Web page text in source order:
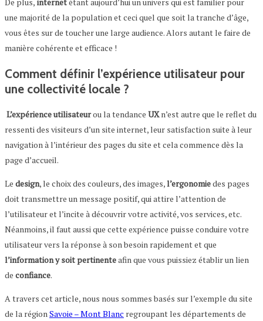
une majorité de la population et ceci quel que soit la tranche d’âge,
vous êtes sur de toucher une large audience. Alors autant le faire de
manière cohérente et efficace !
Comment définir l’expérience utilisateur pour
une collectivité locale ?
L’expérienceutilisateurou la tendance UXn’est autre que le reflet du
ressenti des visiteurs d’un site internet, leur satisfaction suite à leur
navigation à l’intérieur des pages du site et cela commence dès la
page d’accueil.
Le design, le choix des couleurs, des images,l’ergonomiedes pages
doit transmettre un message positif, qui attire l’attention de
l’utilisateur et l’incite à découvrir votre activité, vos services, etc.
Néanmoins, il faut aussi que cette expérience puisse conduire votre
utilisateur vers la réponse à son besoin rapidement et que
l’information y soit pertinenteafin que vous puissiez établir un lien
de confiance.
A travers cet article, nous nous sommes basés sur l’exemple du site
de la régionSavoie – Mont Blanc regroupant les départements de